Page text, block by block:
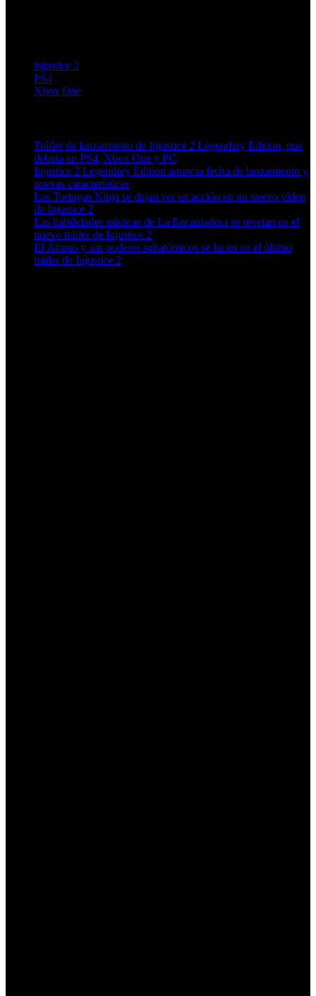
injustice 2
PS4
Xbox One
Tráiler de lanzamiento de Injustice 2 Legendary Edition, que
debuta en PS4, Xbox One y PC
Injustice 2 Legendary Edition anuncia fecha de lanzamiento y
nuevas características
Las Tortugas Ninja se dejan ver en acción en un nuevo vídeo
de Injustice 2
Las habilidades místicas de La Encantadora se revelan en el
nuevo tráiler de Injustice 2
El Átomo y sus poderes subatómicos se lucen en el último
tráiler de Injustice 2